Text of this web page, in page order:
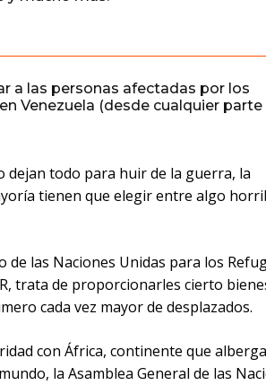
a las personas afectadas por los
Venezuela (desde cualquier parte
dejan todo para huir de la guerra, la
tienen que elegir entre algo
de las Naciones Unidas para los
trata de proporcionarles cierto
cada vez mayor de desplazados.
con África, continente que
la Asamblea General de las